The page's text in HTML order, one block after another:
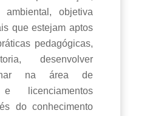
objetiva
que estejam aptos
pedagógicas,
desenvolver
na área de
e licenciamentos
do conhecimento